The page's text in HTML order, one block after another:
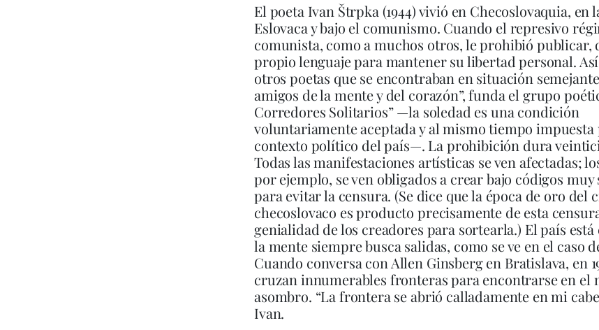
El poeta Ivan Štrpka (1944) vivió en Checoslovaquia, en
Eslovaca y bajo el comunismo. Cuando el represivo
comunista, como a muchos otros, le prohibió publicar,
propio lenguaje para mantener su libertad personal.
otros poetas que se encontraban en situación
amigos de la mente y del corazón”, funda el grupo
Corredores Solitarios” —la soledad es una condición
voluntariamente aceptada y al mismo tiempo impuesta
contexto político del país—. La prohibición dura
Todas las manifestaciones artísticas se ven afectadas;
por ejemplo, se ven obligados a crear bajo códigos muy
para evitar la censura. (Se dice que la época de oro del
checoslovaco es producto precisamente de esta
genialidad de los creadores para sortearla.) El país
la mente siempre busca salidas, como se ve en el caso
Cuando conversa con Allen Ginsberg en Bratislava, en
cruzan innumerables fronteras para encontrarse en el
asombro. “La frontera se abrió calladamente en mi
Ivan.